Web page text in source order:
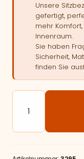
Unsere
gefertigt,
mehr
Innenraum.
Sie haben
Sicherheit,
finden Sie
Autositzbezüge